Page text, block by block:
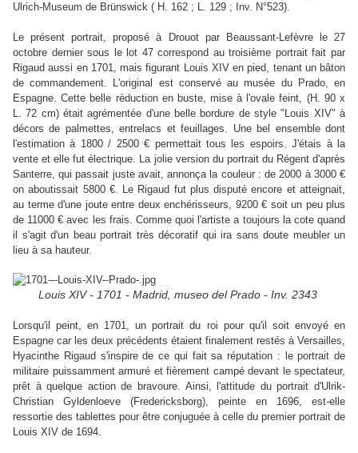
Ulrich-Museum de Brünswick ( H. 162 ; L. 129 ; Inv. N°523).
Le présent portrait, proposé à Drouot par Beaussant-Lefèvre le 27
octobre dernier sous le lot 47 correspond au troisième portrait fait par
Rigaud aussi en 1701, mais figurant Louis XIV en pied, tenant un bâton
de commandement. L'original est conservé au musée du Prado, en
Espagne. Cette belle réduction en buste, mise à l'ovale feint, (H. 90 x
L. 72 cm) était agrémentée d'une belle bordure de style "Louis XIV" à
décors de palmettes, entrelacs et feuillages. Une bel ensemble dont
l'estimation à 1800 / 2500 € permettait tous les espoirs. J'étais à la
vente et elle fut électrique. La jolie version du portrait du Régent d'après
Santerre, qui passait juste avait, annonça la couleur : de 2000 à 3000 €
on aboutissait 5800 €. Le Rigaud fut plus disputé encore et atteignait,
au terme d'une joute entre deux enchérisseurs, 9200 € soit un peu plus
de 11000 € avec les frais. Comme quoi l'artiste a toujours la cote quand
il s'agit d'un beau portrait très décoratif qui ira sans doute meubler un
lieu à sa hauteur.
Louis XIV - 1701 - Madrid, museo del Prado - Inv. 2343
Lorsqu'il peint, en 1701, un portrait du roi pour qu'il soit envoyé en
Espagne car les deux précédents étaient finalement restés à Versailles,
Hyacinthe Rigaud s'inspire de ce qui fait sa réputation : le portrait de
militaire puissamment armuré et fièrement campé devant le spectateur,
prêt à quelque action de bravoure. Ainsi, l'attitude du portrait d'Ulrik-
Christian Gyldenloeve (Fredericksborg), peinte en 1696, est-elle
ressortie des tablettes pour être conjuguée à celle du premier portrait de
Louis XIV de 1694.